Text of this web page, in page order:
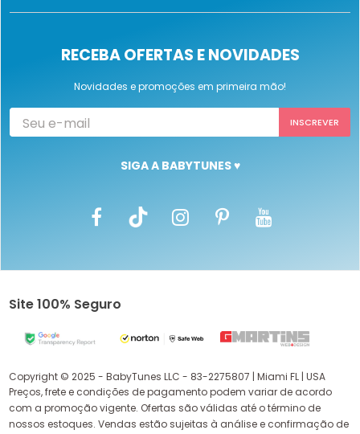
RECEBA OFERTAS E NOVIDADES
Novidades e promoções em primeira mão!
SIGA A BABYTUNES ♥
Site 100% Seguro
Copyright © 2025 - BabyTunes LLC - 83-2275807 | Miami FL | USA
Preços, frete e condições de pagamento podem variar de acordo
com a promoção vigente. Ofertas são válidas até o término de
nossos estoques. Vendas estão sujeitas à análise e confirmação de